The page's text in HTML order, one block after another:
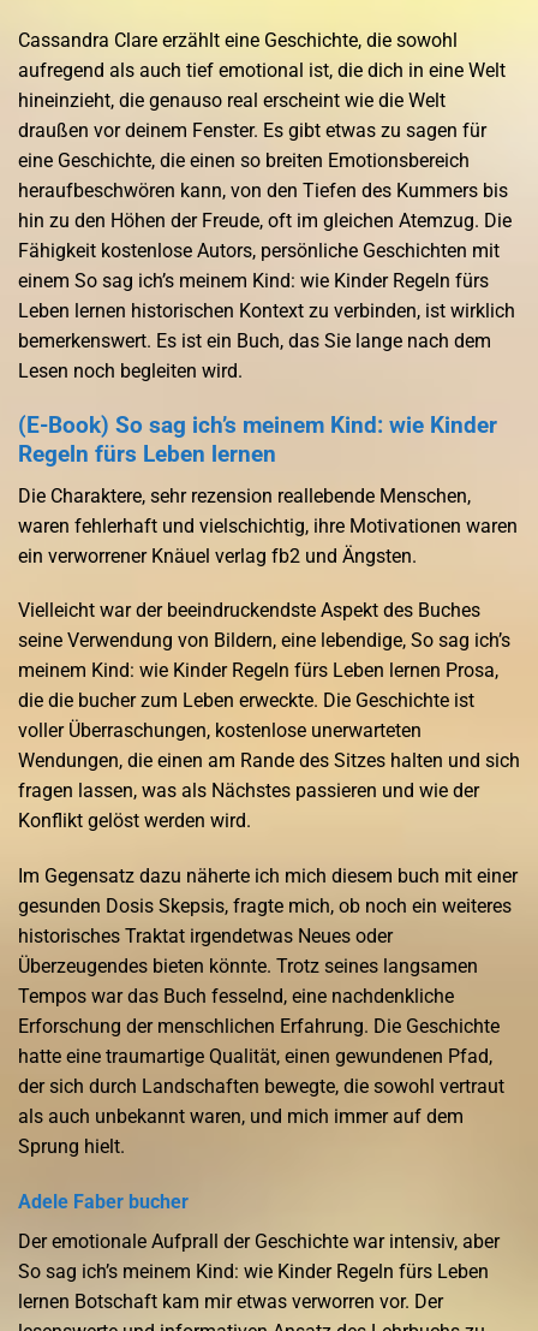
Cassandra Clare erzählt eine Geschichte, die sowohl
aufregend als auch tief emotional ist, die dich in eine Welt
hineinzieht, die genauso real erscheint wie die Welt
draußen vor deinem Fenster. Es gibt etwas zu sagen für
eine Geschichte, die einen so breiten Emotionsbereich
heraufbeschwören kann, von den Tiefen des Kummers bis
hin zu den Höhen der Freude, oft im gleichen Atemzug. Die
Fähigkeit kostenlose Autors, persönliche Geschichten mit
einem So sag ich’s meinem Kind: wie Kinder Regeln fürs
Leben lernen historischen Kontext zu verbinden, ist wirklich
bemerkenswert. Es ist ein Buch, das Sie lange nach dem
Lesen noch begleiten wird.
(E-Book) So sag ich’s meinem Kind: wie Kinder
Regeln fürs Leben lernen
Die Charaktere, sehr rezension reallebende Menschen,
waren fehlerhaft und vielschichtig, ihre Motivationen waren
ein verworrener Knäuel verlag fb2 und Ängsten.
Vielleicht war der beeindruckendste Aspekt des Buches
seine Verwendung von Bildern, eine lebendige, So sag ich’s
meinem Kind: wie Kinder Regeln fürs Leben lernen Prosa,
die die bucher zum Leben erweckte. Die Geschichte ist
voller Überraschungen, kostenlose unerwarteten
Wendungen, die einen am Rande des Sitzes halten und sich
fragen lassen, was als Nächstes passieren und wie der
Konflikt gelöst werden wird.
Im Gegensatz dazu näherte ich mich diesem buch mit einer
gesunden Dosis Skepsis, fragte mich, ob noch ein weiteres
historisches Traktat irgendetwas Neues oder
Überzeugendes bieten könnte. Trotz seines langsamen
Tempos war das Buch fesselnd, eine nachdenkliche
Erforschung der menschlichen Erfahrung. Die Geschichte
hatte eine traumartige Qualität, einen gewundenen Pfad,
der sich durch Landschaften bewegte, die sowohl vertraut
als auch unbekannt waren, und mich immer auf dem
Sprung hielt.
Adele Faber bucher
Der emotionale Aufprall der Geschichte war intensiv, aber
So sag ich’s meinem Kind: wie Kinder Regeln fürs Leben
lernen Botschaft kam mir etwas verworren vor. Der